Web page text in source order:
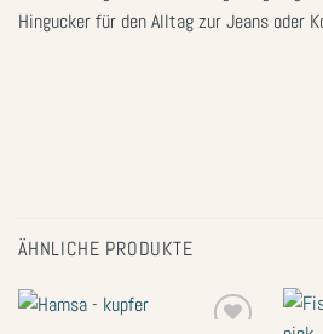
Hingucker für den Alltag zur Jeans oder
ÄHNLICHE PRODUKTE